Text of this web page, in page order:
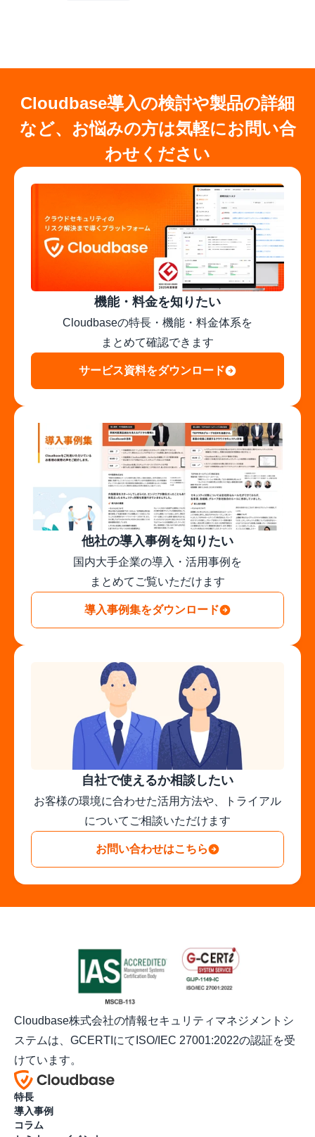
Cloudbase導入の検討や製品の詳細
など、お悩みの方は気軽にお問い合
わせください
機能・料金を知りたい
Cloudbaseの特長・機能・料金体系を
まとめて確認できます
サービス資料をダウンロード
他社の導入事例を知りたい
国内大手企業の導入・活用事例を
まとめてご覧いただけます
導入事例集をダウンロード
自社で使えるか相談したい
お客様の環境に合わせた活用方法や、トライアル
についてご相談いただけます
お問い合わせはこちら
Cloudbase株式会社の情報セキュリティマネジメントシ
ステムは、GCERTIにてISO/IEC 27001:2022の認証を受
けています。
特長
導入事例
コラム